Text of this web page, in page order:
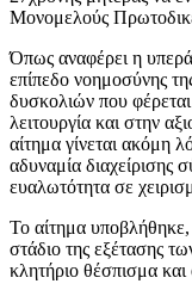
Μονομελούς
Όπως αναφέρει η
επίπεδο νοημοσύνης
δυσκολιών που φέρεται
λειτουργία και στην
αίτημα γίνεται ακόμη
αδυναμία διαχείρισης
ευαλωτότητα σε
Το αίτημα υποβλήθηκε,
στάδιο της εξέτασης
κλητήριο θέσπισμα